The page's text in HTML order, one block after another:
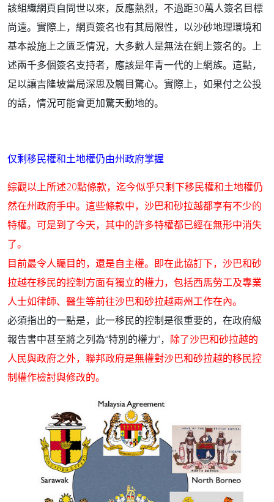
該組織網頁自問世以來，反應熱烈，不過距30萬人簽名目標
尚遠。實際上，網頁簽名也有其局限性，以沙砂地理環境和
基本設施上之匱乏情況，大多數人是無法在網上簽名的。上
述兩千多個簽名支持者，應該是年青一代的上網族。這點，
足以讓吉隆坡當局深思及觸目驚心。實際上，如果付之公投
的話，情況可能會更加驚天動地的。
仅剩移民權和土地權仍由州政府掌握
綜觀以上所述20點條款，迄今似乎只剩下移民權和土地權仍
然在州政府手中。這些條款中，沙巴和砂拉越都享有不少的
特權。可是到了今天，其中的許多特權都已經在無形中消失
了。
目前最令人矚目的，還是自主權。即在此協訂下，沙巴和砂
拉越在移民的控制方面有獨立的權力，包括西馬勞工及專業
人士如律師、醫生等前往沙巴和砂拉越兩州工作在內。
必須指出的一點是，此一移民的控制是很重要的，在政府級
報告書中甚至將之列為“特別的權力”， 除了沙巴和砂拉越的
人民與政府之外，聯邦政府是無權對沙巴和砂拉越的移民控
制權作檢討與修改的。